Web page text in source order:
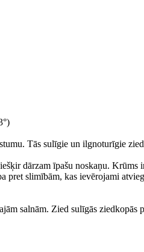
Tās sulīgie un ilgnoturīgie
dārzam īpašu noskaņu.
pret slimībām, kas ievērojami
salnām. Zied sulīgās ziedkopās